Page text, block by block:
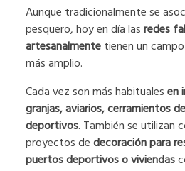
Aunque tradicionalmente se
pesquero, hoy en día lasredes
artesanalmentetienen un
más amplio.
Cada vez son más habitualesen
granjas, aviarios, cerramientos
deportivos. También se utilizan
proyectos dedecoraciónpara
puertos deportivos o viviendas